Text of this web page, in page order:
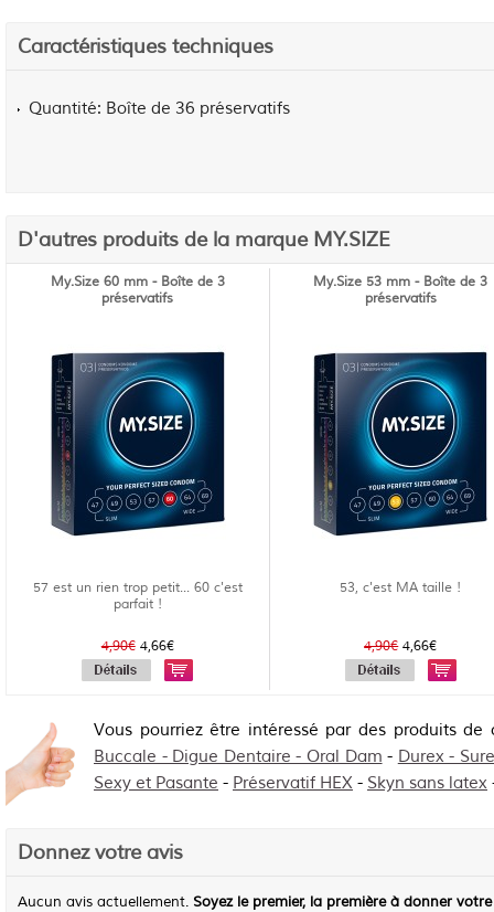
Caractéristiques techniques
Quantité Boîte de 36 préservatifs
D'autres produits de la marque MY.SIZE
My.Size 60 mm - Boîte de 3
préservatifs
57 est un rien trop petit... 60 c'est
parfait !
4,90€4,66€
My.Size 53 mm - Boîte de 3
préservatifs
53, c'est MA taille !
4,90€4,66€
Vous pourriez être intéressé par des produits
Buccale - Digue Dentaire - Oral Dam - Durex -
Sexy et Pasante - Préservatif HEX - Skyn sans latex
Donnez votre avis
Aucun avis actuellement. Soyez le premier, la première à donner